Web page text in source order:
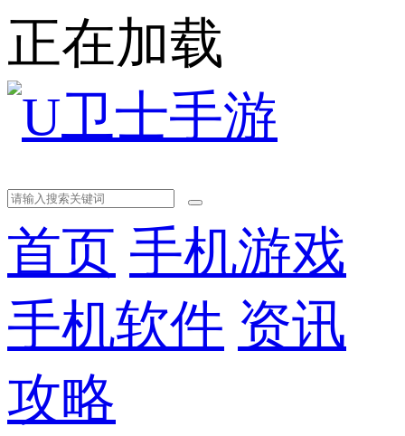
正在加载
首页 手机游戏
手机软件 资讯
攻略